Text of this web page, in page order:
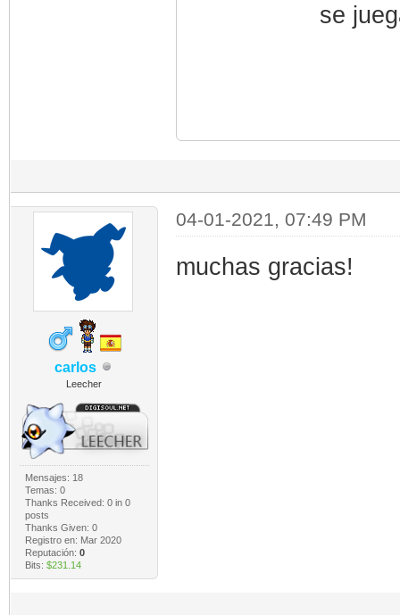
se
carlos
Leecher
Mensajes: 18
Temas: 0
Thanks Received: 0in 0
posts
Thanks Given: 0
Registro en: Mar 2020
Reputación: 0
Bits: $231.14
04-01-2021, 07:49 PM
muchas gracias!